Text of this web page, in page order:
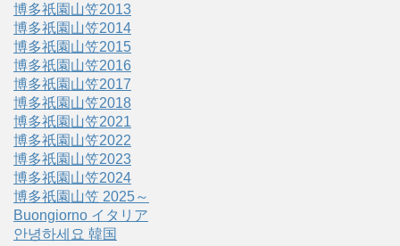
博多祇園山笠2013
博多祇園山笠2014
博多祇園山笠2015
博多祇園山笠2016
博多祇園山笠2017
博多祇園山笠2018
博多祇園山笠2021
博多祇園山笠2022
博多祇園山笠2023
博多祇園山笠2024
博多祇園山笠 2025～
Buongiorno イタリア
안녕하세요 韓国